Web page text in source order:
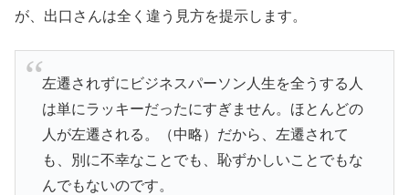
が、出口さんは全く違う見方を提示します。
左遷されずにビジネスパーソン人生を全うする人
は単にラッキーだったにすぎません。ほとんどの
人が左遷される。（中略）だから、左遷されて
も、別に不幸なことでも、恥ずかしいことでもな
んでもないのです。